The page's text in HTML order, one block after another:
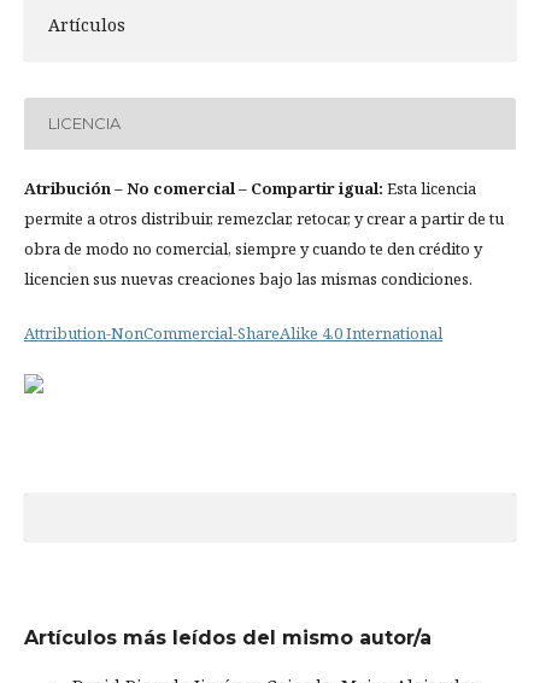
Artículos
LICENCIA
Atribución – No comercial – Compartir igual: Esta licencia
permite a otros distribuir, remezclar, retocar, y crear a partir de tu
obra de modo no comercial, siempre y cuando te den crédito y
licencien sus nuevas creaciones bajo las mismas condiciones.
Attribution-NonCommercial-ShareAlike 4.0 International
Artículos más leídos del mismo autor/a